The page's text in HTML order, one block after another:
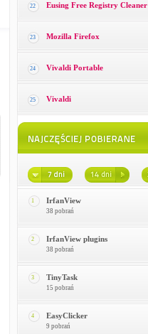
22 Eusing Free Registry Cleaner
23 Mozilla Firefox
24 Vivaldi Portable
25 Vivaldi
1 IrfanView
38 pobrań
2 IrfanView plugins
38 pobrań
3 TinyTask
15 pobrań
4 EasyClicker
9 pobrań